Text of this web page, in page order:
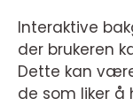
Interaktive
der brukeren
Dette kan
de som liker å